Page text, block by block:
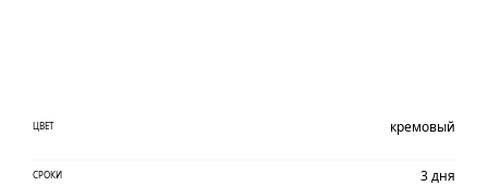
ЦВЕТ кремовый
СРОКИ 3 дня